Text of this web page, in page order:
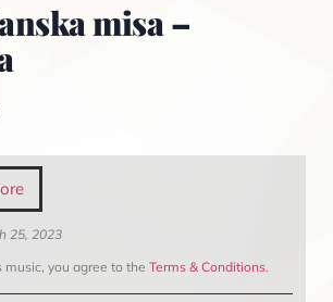
misa –
25, 2023
you agree to the Terms & Conditions.